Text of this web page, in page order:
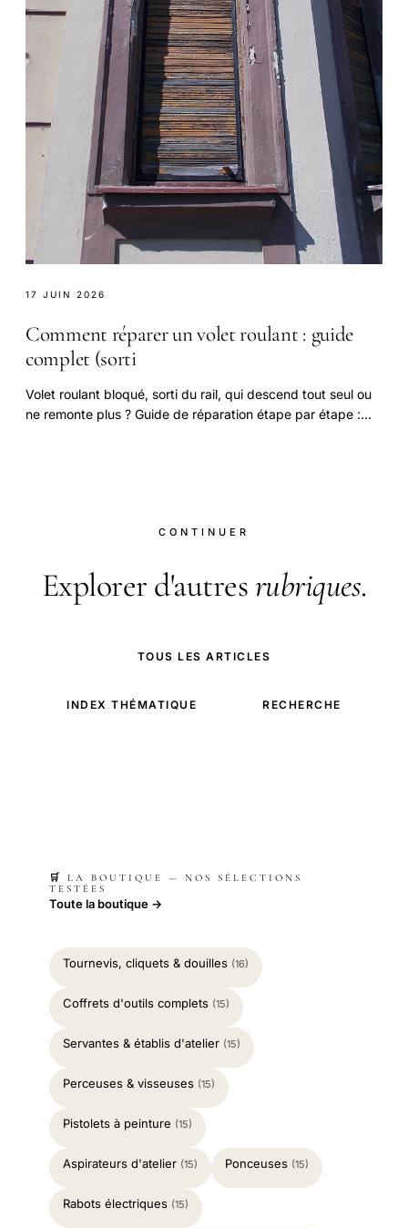
17 JUIN 2026
Comment réparer un volet roulant : guide
complet (sorti
Volet roulant bloqué, sorti du rail, qui descend tout seul ou
ne remonte plus ? Guide de réparation étape par étape :
CONTINUER
Explorer d'autresrubriques.
TOUS LES ARTICLES
INDEX THÉMATIQUE RECHERCHE
🛒 LA BOUTIQUE — NOS SÉLECTIONS
TESTÉES
Toute la boutique →
Tournevis, cliquets & douilles (16)
Coffrets d'outils complets (15)
Servantes & établis d'atelier (15)
Perceuses & visseuses (15)
Pistolets à peinture (15)
Aspirateurs d'atelier (15) Ponceuses (15)
Rabots électriques (15)